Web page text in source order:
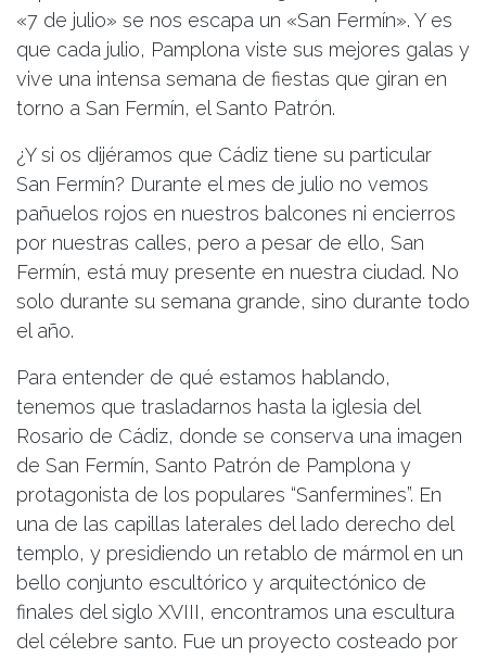
«7 de julio» se nos escapa un «San Fermín». Y es
que cada julio, Pamplona viste sus mejores galas y
vive una intensa semana de fiestas que giran en
torno a San Fermín, el Santo Patrón.
¿Y si os dijéramos que Cádiz tiene su particular
San Fermín? Durante el mes de julio no vemos
pañuelos rojos en nuestros balcones ni encierros
por nuestras calles, pero a pesar de ello, San
Fermín, está muy presente en nuestra ciudad. No
solo durante su semana grande, sino durante todo
el año.
Para entender de qué estamos hablando,
tenemos que trasladarnos hasta la iglesia del
Rosario de Cádiz, donde se conserva una imagen
de San Fermín, Santo Patrón de Pamplona y
protagonista de los populares “Sanfermines”. En
una de las capillas laterales del lado derecho del
templo, y presidiendo un retablo de mármol en un
bello conjunto escultórico y arquitectónico de
finales del siglo XVIII, encontramos una escultura
del célebre santo. Fue un proyecto costeado por